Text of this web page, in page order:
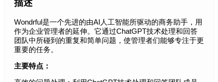
描述
Wondrful是一个先进的由AI人工智能所驱动的商务助手，用
作为企业管理者的延伸。它通过ChatGPT技术处理和回答
团队中所碰到的重复和简单问题，使管理者们能够专注于更
重要的任务。
主要特点：